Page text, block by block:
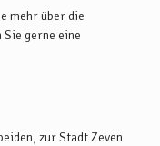
mehr über die
gerne eine
zur Stadt Zeven